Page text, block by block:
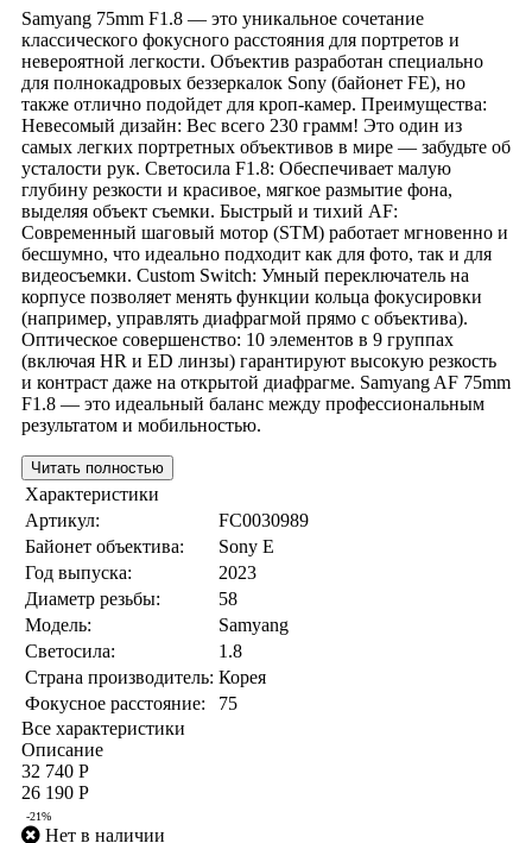
Samyang 75mm F1.8 — это уникальное сочетание
классического фокусного расстояния для портретов и
невероятной легкости. Объектив разработан специально
для полнокадровых беззеркалок Sony (байонет FE), но
также отлично подойдет для кроп-камер. Преимущества:
Невесомый дизайн: Вес всего 230 грамм! Это один из
самых легких портретных объективов в мире — забудьте об
усталости рук. Светосила F1.8: Обеспечивает малую
глубину резкости и красивое, мягкое размытие фона,
выделяя объект съемки. Быстрый и тихий AF:
Современный шаговый мотор (STM) работает мгновенно и
бесшумно, что идеально подходит как для фото, так и для
видеосъемки. Custom Switch: Умный переключатель на
корпусе позволяет менять функции кольца фокусировки
(например, управлять диафрагмой прямо с объектива).
Оптическое совершенство: 10 элементов в 9 группах
(включая HR и ED линзы) гарантируют высокую резкость
и контраст даже на открытой диафрагме. Samyang AF 75mm
F1.8 — это идеальный баланс между профессиональным
результатом и мобильностью.
Читать полностью
Характеристики
Артикул:
FC0030989
Байонет объектива:
Sony E
Год выпуска:
2023
Диаметр резьбы:
58
Модель:
Samyang
Светосила:
1.8
Страна производитель: Корея
Фокусное расстояние:
75
Все характеристики
Описание
32 740 Р
26 190 Р
-21%
Нет в наличии